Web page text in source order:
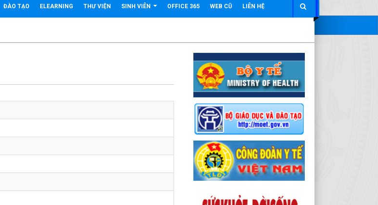
ĐÀO TẠO ELEARNING THƯ VIỆN SINH VIÊN OFFICE 365 WEB CŨ LIÊN HỆ